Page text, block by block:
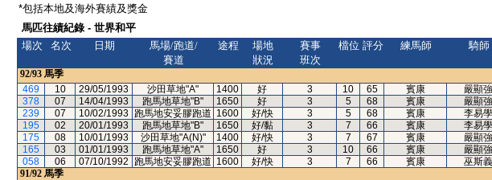
*包括本地及海外賽績及獎金
馬匹往績紀錄 - 世界和平
場次
名次 日期
馬場/跑道/
賽道
途程
場地
狀況
賽事
班次
檔位 評分 練馬師 騎師
92/93 馬季
469
10 29/05/1993 沙田草地"A" 1400 好 3 10 65 賓康 嚴顯強
378
07 14/04/1993 跑馬地草地"B" 1650 好 3 5 68 賓康 嚴顯強
239
07 10/02/1993 跑馬地安妥膠跑道 1600 好/快 3 5 68 賓康 李易學
195
02 20/01/1993 跑馬地草地"B" 1650 好/黏 3 7 66 賓康 李易學
175
08 10/01/1993 沙田草地"A(N)" 1400 好/快 3 7 67 賓康 嚴顯強
165
03 01/01/1993 跑馬地草地"A" 1650 好 3 10 66 賓康 嚴顯強
058
06 07/10/1992 跑馬地安妥膠跑道 1600 好/快 3 7 66 賓康 巫斯義
91/92 馬季